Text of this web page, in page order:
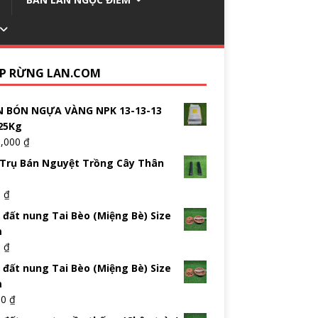
RỪNG LAN.COM
BÓN NGỰA VÀNG NPK 13-13-13
₫
Bán Nguyệt Trồng Cây Thân
₫
đất nung Tai Bèo (Miệng Bè) Size
₫
đất nung Tai Bèo (Miệng Bè) Size
₫